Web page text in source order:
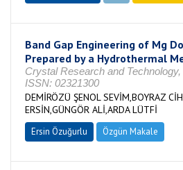
Band Gap Engineering of Mg
Prepared by a Hydrothermal
Crystal Research and
ISSN: 02321300
DEMİRÖZÜ ŞENOL SEVİM,BOYRAZ
ERSİN,GÜNGÖR ALİ,ARDA LÜTFİ
Ersin Özuğurlu Özgün Makale